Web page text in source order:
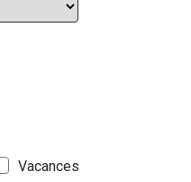
Vacances